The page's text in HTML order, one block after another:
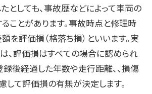
としても、事故歴などによって車両の
ことがあります。事故時点と修理時
を評価損（格落ち損）といいます。実
、評価損はすべての場合に認められ
録後経過した年数や走行距離、、損傷
して評価損の有無が決定します。